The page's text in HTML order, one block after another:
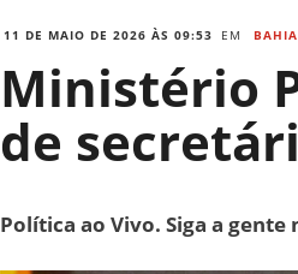
11 DE MAIO DE 2026 ÀS 09:53 EM BAHIA
Ministério
de
Política ao Vivo. Siga a gente